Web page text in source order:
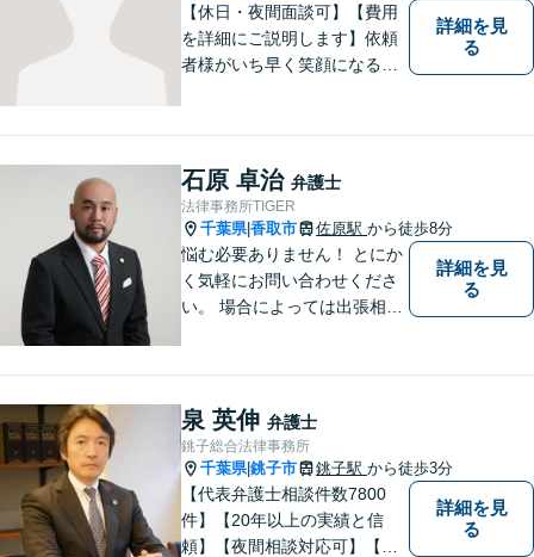
【休日・夜間面談可】【費用
を詳細にご説明します】依頼
者様がいち早く笑顔になるよ
す。鹿行地区に限らず、千葉
県香取市や銚子市などにお住
まいの皆さまからのご相談も
積極的にお受けしています。
詳細を見
る
石原 卓治 弁護士
法律事務所TIGER
千葉県|香取市 佐原駅 から徒歩8分
悩む必要ありません！ とにか
く気軽にお問い合わせくださ
い。 場合によっては出張相談
詳細を見
る
泉 英伸 弁護士
銚子総合法律事務所
千葉県|銚子市 銚子駅 から徒歩3分
【代表弁護士相談件数7800
件】【20年以上の実績と信
頼】【夜間相談対応可】【法
詳細を見
る